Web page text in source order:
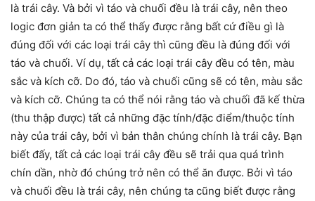
là trái cây. Và bởi vì táo và chuối đều là trái cây, nên theo
logic đơn giản ta có thể thấy được rằng bất cứ điều gì là
đúng đối với các loại trái cây thì cũng đều là đúng đối với
táo và chuối. Ví dụ, tất cả các loại trái cây đều có tên, màu
sắc và kích cỡ. Do đó, táo và chuối cũng sẽ có tên, màu sắc
và kích cỡ. Chúng ta có thể nói rằng táo và chuối đã kế thừa
(thu thập được) tất cả những đặc tính/đặc điểm/thuộc tính
này của trái cây, bởi vì bản thân chúng chính là trái cây. Bạn
biết đấy, tất cả các loại trái cây đều sẽ trải qua quá trình
chín dần, nhờ đó chúng trở nên có thể ăn được. Bởi vì táo
và chuối đều là trái cây, nên chúng ta cũng biết được rằng